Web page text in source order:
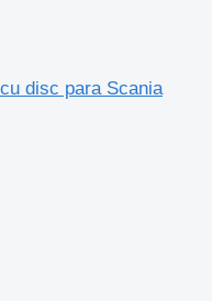
disc para Scania